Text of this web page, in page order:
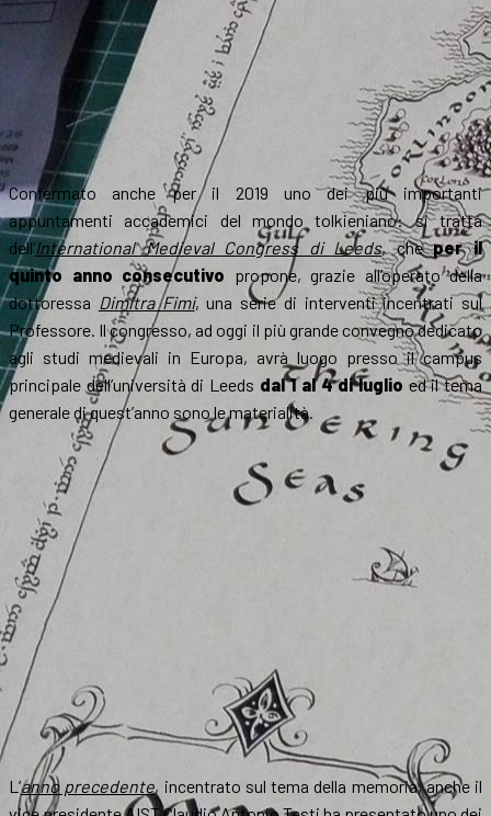
Confermato anche per il 2019 uno dei più importanti
appuntamenti accademici del mondo tolkieniano: si tratta
dell’International Medieval Congress di Leeds, cheper il
quinto anno consecutivo propone, grazie all’operato della
dottoressa Dimitra Fimi, una serie di interventi incentrati sul
Professore. Il congresso, ad oggi il più grande convegno dedicato
agli studi medievali in Europa, avrà luogo presso il campus
principale dell’università di Leeds dal 1 al 4 di luglio ed il tema
generale di quest’anno sono le materialità.
L’anno precedente, incentrato sul tema della memoria, anche il